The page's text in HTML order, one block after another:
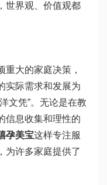
世界观、价值观都
重大的家庭决策，
实际需求和发展为
文凭”。无论是在教
信息收集和理性的
孕美宝这样专注服
为许多家庭提供了